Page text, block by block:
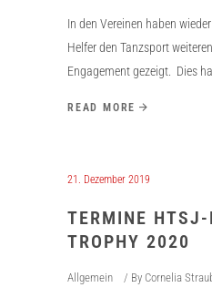
In den Vereinen haben
Helfer den Tanzsport
Engagement gezeigt. Dies
READ MORE
21. Dezember 2019
TERMINE HTSJ-
TROPHY 2020
Allgemein By Cornelia